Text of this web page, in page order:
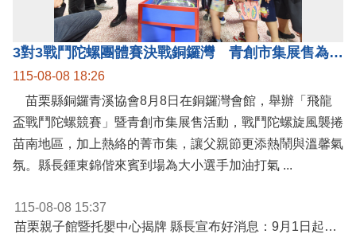
3對3戰鬥陀螺團體賽決戰銅鑼灣 青創市集展售為父親節增添繽紛
115-08-08 18:26
苗栗縣銅鑼青溪協會8月8日在銅鑼灣會館，舉辦「飛龍
盃戰鬥陀螺競賽」暨青創市集展售活動，戰鬥陀螺旋風襲捲
苗南地區，加上熱絡的菁市集，讓父親節更添熱鬧與溫馨氣
氛。縣長鍾東錦偕來賓到場為大小選手加油打氣 ...
115-08-08 15:37
苗栗親子館暨托嬰中心揭牌 縣長宣布好消息：9月1日起調降臨時托嬰費用